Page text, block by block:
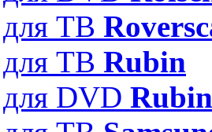
ТВ
ТВ Rubin
DVD Rubin